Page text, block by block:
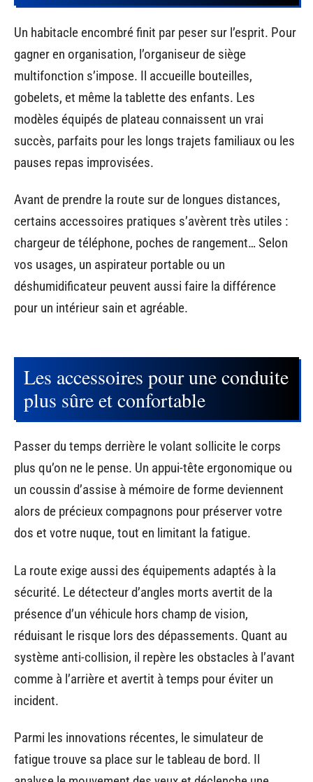
Un habitacle encombré finit par peser sur l’esprit. Pour
gagner en organisation, l’organiseur de siège
multifonction s’impose. Il accueille bouteilles,
gobelets, et même la tablette des enfants. Les
modèles équipés de plateau connaissent un vrai
succès, parfaits pour les longs trajets familiaux ou les
pauses repas improvisées.
Avant de prendre la route sur de longues distances,
certains accessoires pratiques s’avèrent très utiles :
chargeur de téléphone, poches de rangement… Selon
vos usages, un aspirateur portable ou un
déshumidificateur peuvent aussi faire la différence
pour un intérieur sain et agréable.
Les accessoires pour une conduite
plus sûre et confortable
Passer du temps derrière le volant sollicite le corps
plus qu’on ne le pense. Un appui-tête ergonomique ou
un coussin d’assise à mémoire de forme deviennent
alors de précieux compagnons pour préserver votre
dos et votre nuque, tout en limitant la fatigue.
La route exige aussi des équipements adaptés à la
sécurité. Le détecteur d’angles morts avertit de la
présence d’un véhicule hors champ de vision,
réduisant le risque lors des dépassements. Quant au
système anti-collision, il repère les obstacles à l’avant
comme à l’arrière et avertit à temps pour éviter un
incident.
Parmi les innovations récentes, le simulateur de
fatigue trouve sa place sur le tableau de bord. Il